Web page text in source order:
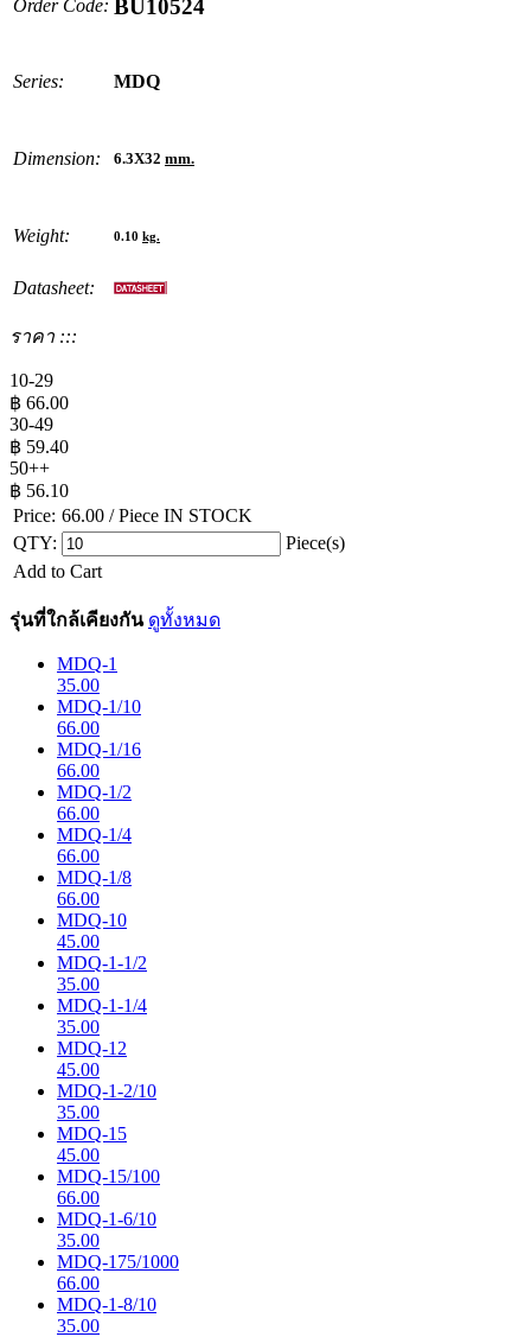
Order Code: BU10524
Series: MDQ
Dimension: 6.3X32 mm.
Weight: 0.10 kg.
Datasheet:
ราคา :::
10-29
฿ 66.00
30-49
฿ 59.40
50++
฿ 56.10
Price: 66.00 / Piece IN STOCK
QTY:
Piece(s)
Add to Cart
รุ่นที่ใกล้เคียงกัน ดูทั้งหมด
MDQ-1
35.00
MDQ-1/10
66.00
MDQ-1/16
66.00
MDQ-1/2
66.00
MDQ-1/4
66.00
MDQ-1/8
66.00
MDQ-10
45.00
MDQ-1-1/2
35.00
MDQ-1-1/4
35.00
MDQ-12
45.00
MDQ-1-2/10
35.00
MDQ-15
45.00
MDQ-15/100
66.00
MDQ-1-6/10
35.00
MDQ-175/1000
66.00
MDQ-1-8/10
35.00